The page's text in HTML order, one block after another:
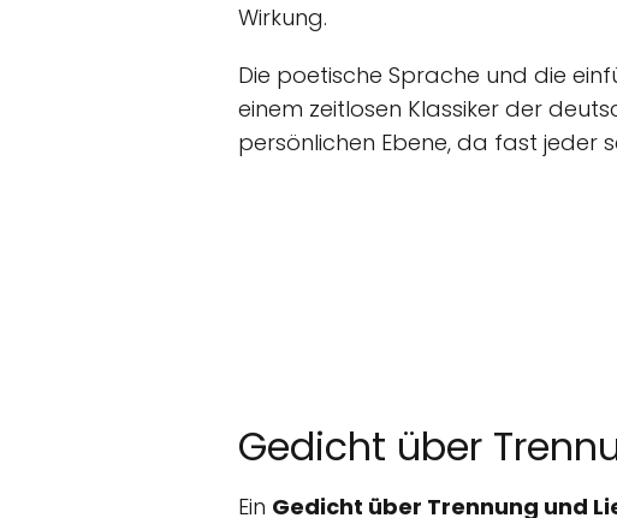
Wirkung.
Die poetische Sprache und die
einem zeitlosen Klassiker der
persönlichen Ebene, da fast jeder
Gedicht über
Ein Gedicht über Trennung und